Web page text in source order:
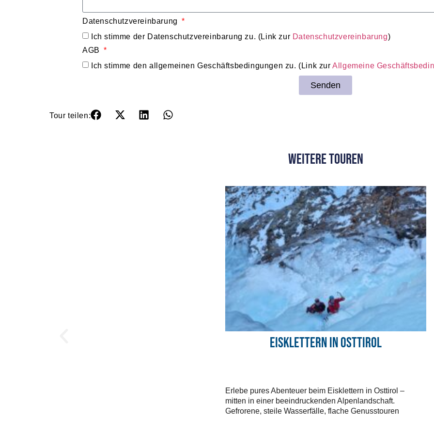
Datenschutzvereinbarung
Ich stimme der Datenschutzvereinbarung zu. (Link zur Datenschutzvereinbarung)
AGB
Ich stimme den allgemeinen Geschäftsbedingungen zu. (Link zurAllgemeine
Senden
Tour teilen:
weitere Touren
Eisklettern in Osttirol
Erlebe pures Abenteuer beim Eisklettern in Osttirol –
mitten in einer beeindruckenden Alpenlandschaft.
Gefrorene, steile Wasserfälle, flache Genusstouren